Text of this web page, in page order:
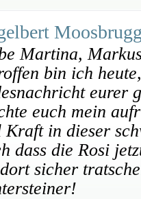
Martina,
bin ich
eurer
euch mein
Kraft in dieser
dass die Rosi
sicher